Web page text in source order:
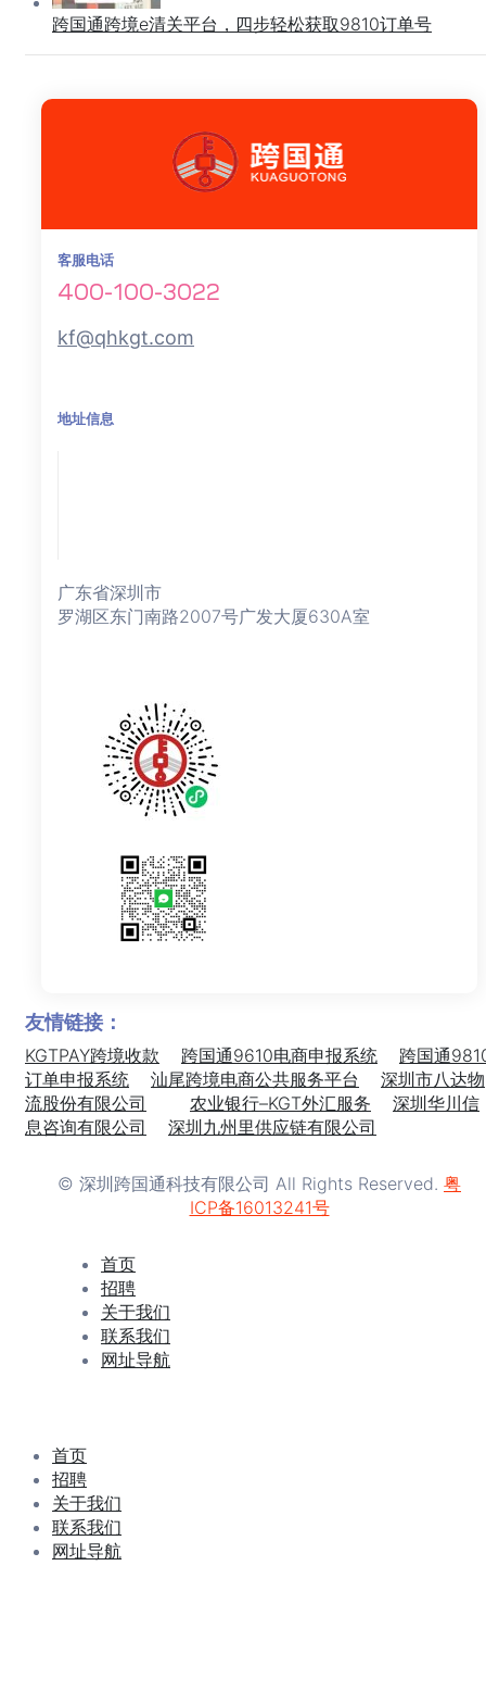
跨国通跨境e清关平台，四步轻松获取9810订单号
客服电话
400-100-3022
kf@qhkgt.com
地址信息
广东省深圳市
罗湖区东门南路2007号广发大厦630A室
友情链接：
KGTPAY跨境收款 跨国通9610电商申报系统
跨国通
订单申报系统
汕尾跨境电商公共服务平台
深圳市八达物
流股份有限公司
农业银行–KGT外汇服务
深圳华川信
息咨询有限公司
深圳九州里供应链有限公司
© 深圳跨国通科技有限公司 All Rights Reserved. 粤
ICP备16013241号
首页
招聘
关于我们
联系我们
网址导航
首页
招聘
关于我们
联系我们
网址导航